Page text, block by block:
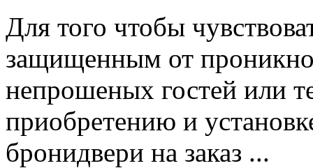
Для того чтобы
защищенным от
непрошеных гостей или
приобретению и
бронидвери на заказ ...